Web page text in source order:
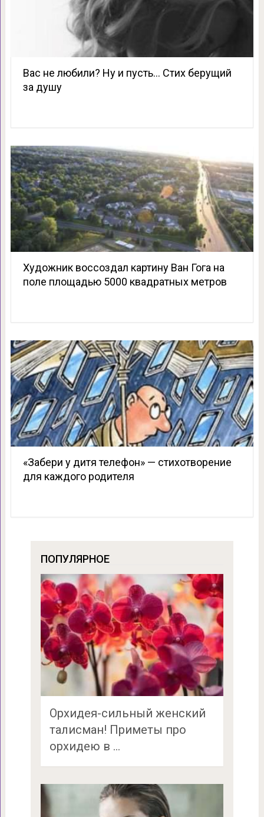
Вас не любили? Ну и пусть… Стих берущий
за душу
Художник воссоздал картину Ван Гога на
поле площадью 5000 квадратных метров
«Забери у дитя телефон» — стихотворение
для каждого родителя
ПОПУЛЯРНОЕ
Орхидея-сильный женский
талисман! Приметы про
орхидею в …